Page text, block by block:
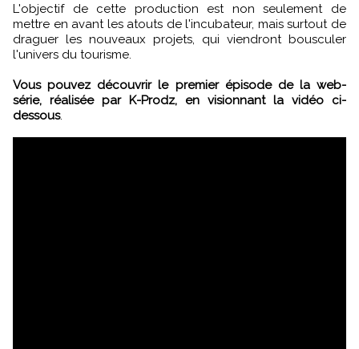
L'objectif de cette production est non seulement de
mettre en avant les atouts de l'incubateur, mais surtout de
draguer les nouveaux projets, qui viendront bousculer
l'univers du tourisme.
Vous pouvez découvrir le premier épisode de la web-
série, réalisée par K-Prodz, en visionnant la vidéo ci-
dessous.